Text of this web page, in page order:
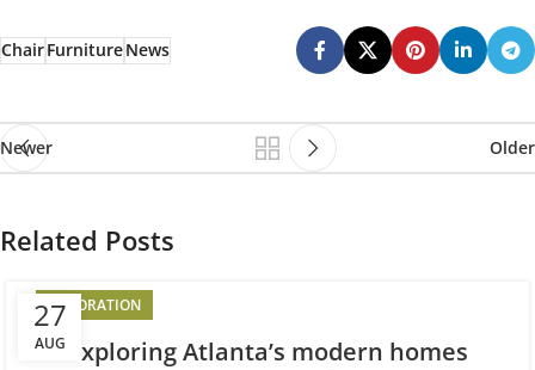
ChairFurnitureNews
Newer Older
Related Posts
27
AUG
DECORATION
Exploring Atlanta’s modern homes